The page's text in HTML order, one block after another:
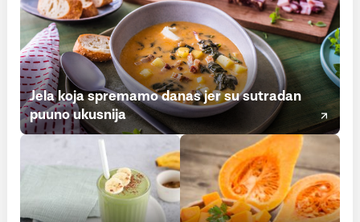
Jela koja spremamo danas jer su sutradan
puuno ukusnija